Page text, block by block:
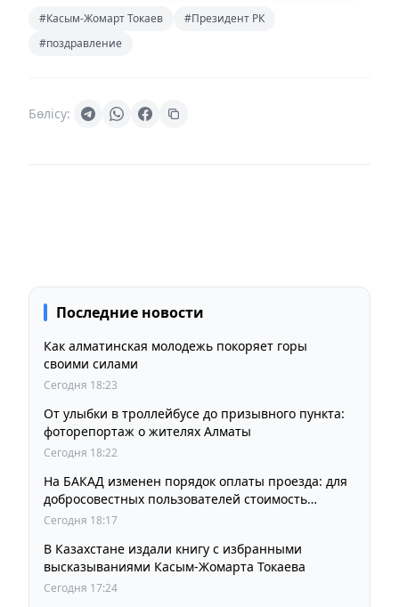
#Касым-Жомарт Токаев
#Президент РК
#поздравление
Бөлісу:
Последние новости
Как алматинская молодежь покоряет горы
своими силами
Сегодня 18:23
От улыбки в троллейбусе до призывного пункта:
фоторепортаж о жителях Алматы
Сегодня 18:22
На БАКАД изменен порядок оплаты проезда: для
добросовестных пользователей стоимость
остается прежней
Сегодня 18:17
В Казахстане издали книгу с избранными
высказываниями Касым-Жомарта Токаева
Сегодня 17:24